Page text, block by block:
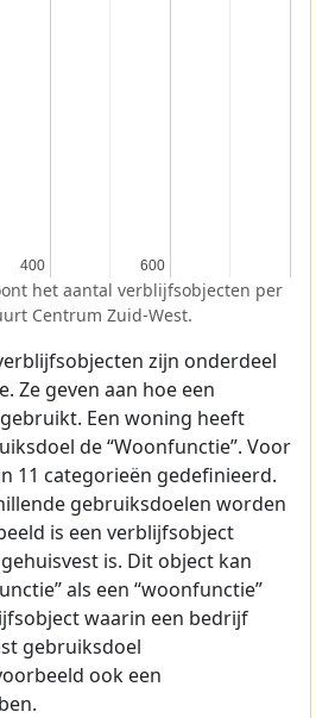
400
400 600
600
het aantal verblijfsobjecten per
Centrum Zuid-West.
zijn onderdeel
Ze geven aan hoe een
Een woning heeft
de “Woonfunctie”. Voor
11 categorieën gedefinieerd.
gebruiksdoelen worden
is een verblijfsobject
is. Dit object kan
als een “woonfunctie”
waarin een bedrijf
gebruiksdoel
ook een